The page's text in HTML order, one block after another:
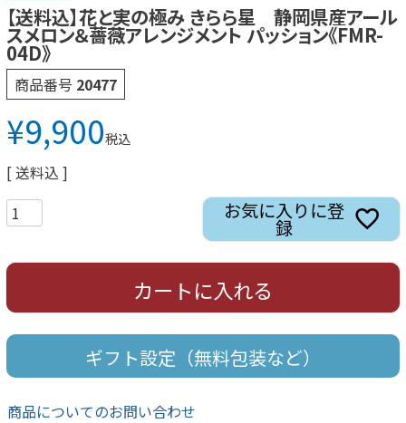
【送料込】花と実の極み きらら星 静岡県産アール
スメロン＆薔薇アレンジメント パッション《FMR-
04D》
商品番号 20477
¥9,900税込
送料込
お気に入りに登
録
カートに入れる
ギフト設定（無料包装など）
商品についてのお問い合わせ